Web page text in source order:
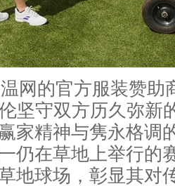
网的官方服装赞助
坚守双方历久弥新
家精神与隽永格调
仍在草地上举行的
地球场，彰显其对